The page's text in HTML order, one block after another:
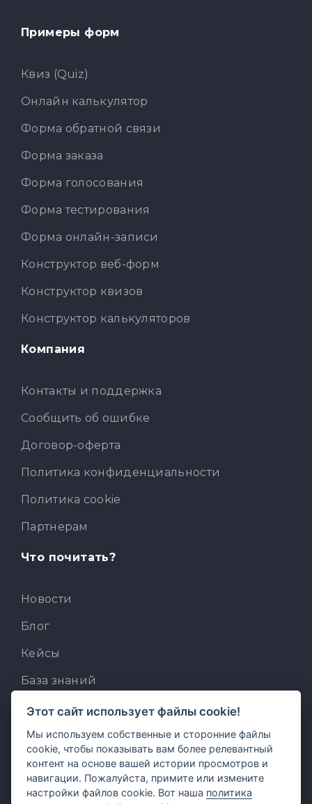
Примеры форм
Квиз (Quiz)
Онлайн калькулятор
Форма обратной связи
Форма заказа
Форма голосования
Форма тестирования
Форма онлайн-записи
Конструктор веб-форм
Конструктор квизов
Конструктор калькуляторов
Компания
Контакты и поддержка
Сообщить об ошибке
Договор-оферта
Политика конфиденциальности
Политика cookie
Партнерам
Что почитать?
Новости
Блог
Кейсы
База знаний
Для разработчиков
Встроенный AI-ассистент
MCP для AI-клиентов
Отзывы и предложения
Этот сайт использует файлы cookie!
Мы используем собственные и сторонние файлы
cookie, чтобы показывать вам более релевантный
контент на основе вашей истории просмотров и
навигации. Пожалуйста, примите или измените
настройки файлов cookie. Вот наша политика